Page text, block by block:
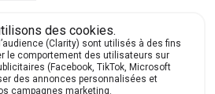
des exceptions et des
expressions figées, ou
, commeaussi bien que,aussitôt
propres règles.